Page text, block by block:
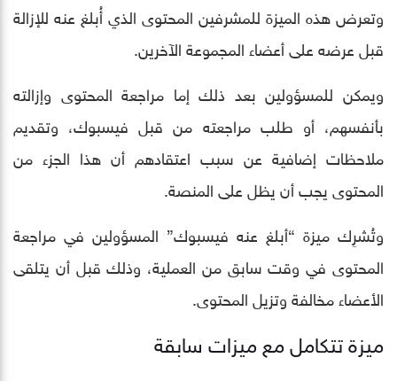
وتعرض هذه الميزة للمشرفين المحتوى الذي أُبلغ عنه للإزالة
قبل عرضه على أعضاء المجموعة الآخرين.
ويمكن للمسؤولين بعد ذلك إما مراجعة المحتوى وإزالته
بأنفسهم، أو طلب مراجعته من قبل فيسبوك، وتقديم
ملاحظات إضافية عن سبب اعتقادهم أن هذا الجزء من
المحتوى يجب أن يظل على المنصة.
وتُشرِك ميزة “أبلغ عنه فيسبوك” المسؤولين في مراجعة
المحتوى في وقت سابق من العملية، وذلك قبل أن يتلقى
الأعضاء مخالفة وتزيل المحتوى.
ميزة تتكامل مع ميزات سابقة